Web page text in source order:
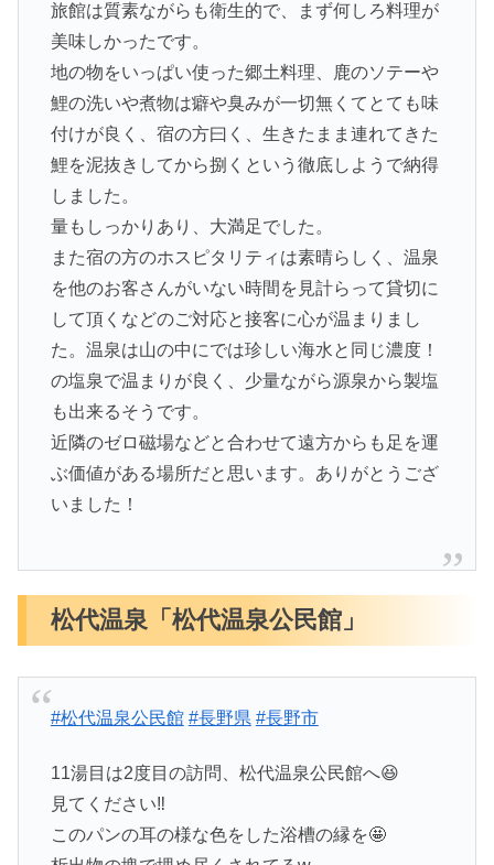
旅館は質素ながらも衛生的で、まず何しろ料理が
美味しかったです。
地の物をいっぱい使った郷土料理、鹿のソテーや
鯉の洗いや煮物は癖や臭みが一切無くてとても味
付けが良く、宿の方曰く、生きたまま連れてきた
鯉を泥抜きしてから捌くという徹底しようで納得
しました。
量もしっかりあり、大満足でした。
また宿の方のホスピタリティは素晴らしく、温泉
を他のお客さんがいない時間を見計らって貸切に
して頂くなどのご対応と接客に心が温まりまし
た。温泉は山の中にでは珍しい海水と同じ濃度！
の塩泉で温まりが良く、少量ながら源泉から製塩
も出来るそうです。
近隣のゼロ磁場などと合わせて遠方からも足を運
ぶ価値がある場所だと思います。ありがとうござ
いました！
松代温泉「松代温泉公民館」
#松代温泉公民館 #長野県 #長野市
11湯目は2度目の訪問、松代温泉公民館へ😆
見てください‼️
このパンの耳の様な色をした浴槽の縁を🤩